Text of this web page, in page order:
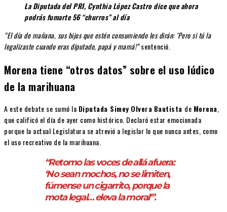
La Diputada del PRI, Cynthia López Castro dice que ahora
podrás fumarte 56 “churros” al día
“El día de mañana, sus hijos que estén consumiendo les dirán: ‘Pero si tú la
legalizaste cuando eras diputado, papá y mamá!”sentenció.
Morena tiene “otros datos” sobre el uso lúdico
de la marihuana
A este debate se sumó la Diputada Simey Olvera Bautista de Morena
que calificó el día de ayer como histórico. Declaró estar emocionada
porque la actual Legislatura se atrevió a legislar lo que nunca antes, como
el uso recreativo de la marihuana.
“Retomo las voces de allá afuera:
‘No sean mochos, no se limiten,
fúmense un cigarrito, porque la
mota legal… eleva la moral'”.